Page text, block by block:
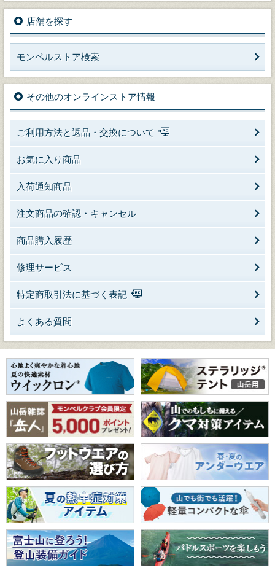
店舗を探す
モンベルストア検索
その他のオンラインストア情報
ご利用方法と返品・交換について
お気に入り商品
入荷通知商品
注文商品の確認・キャンセル
商品購入履歴
修理サービス
特定商取引法に基づく表記
よくある質問